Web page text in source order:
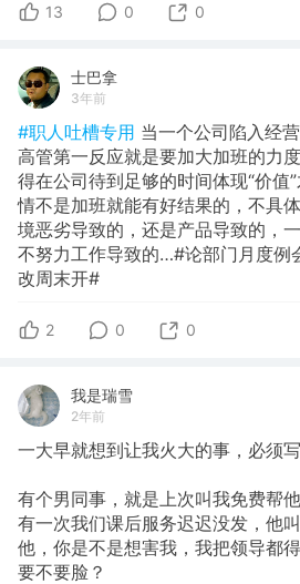
13 0 0
士巴拿
3年前
#职人吐槽专用 当一个公司陷入经
高管第一反应就是要加大加班的力
得在公司待到足够的时间体现“价值
情不是加班就能有好结果的，不具
境恶劣导致的，还是产品导致的，
不努力工作导致的…#论部门月度例
改周末开#
2 0 0
我是瑞雪
2年前
一大早就想到让我火大的事，必须写
有个男同事，就是上次叫我免费帮
有一次我们课后服务迟迟没发，他
他，你是不是想害我，我把领导都
要不要脸？